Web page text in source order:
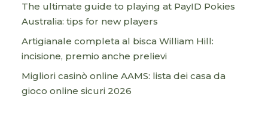
The ultimate guide to playing at PayID Pokies
Australia: tips for new players
Artigianale completa al bisca William Hill:
incisione, premio anche prelievi
Migliori casinò online AAMS: lista dei casa da
gioco online sicuri 2026